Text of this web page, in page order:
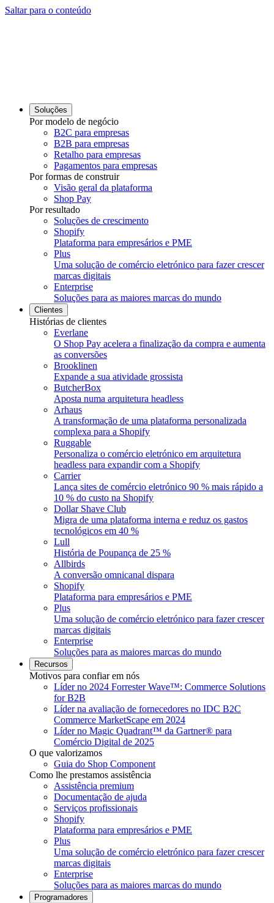
Saltar para o conteúdo
Soluções
Por modelo de negócio
B2C para empresas
B2B para empresas
Retalho para empresas
Pagamentos para empresas
Por formas de construir
Visão geral da plataforma
Shop Pay
Por resultado
Soluções de crescimento
Shopify
Plataforma para empresários e PME
Plus
Uma solução de comércio eletrónico para fazer crescer
marcas digitais
Enterprise
Soluções para as maiores marcas do mundo
Clientes
Histórias de clientes
Everlane
O Shop Pay acelera a finalização da compra e aumenta
as conversões
Brooklinen
Expande a sua atividade grossista
ButcherBox
Aposta numa arquitetura headless
Arhaus
A transformação de uma plataforma personalizada
complexa para a Shopify
Ruggable
Personaliza o comércio eletrónico em arquitetura
headless para expandir com a Shopify
Carrier
Lança sites de comércio eletrónico 90 % mais rápido a
10 % do custo na Shopify
Dollar Shave Club
Migra de uma plataforma interna e reduz os gastos
tecnológicos em 40 %
Lull
História de Poupança de 25 %
Allbirds
A conversão omnicanal dispara
Shopify
Plataforma para empresários e PME
Plus
Uma solução de comércio eletrónico para fazer crescer
marcas digitais
Enterprise
Soluções para as maiores marcas do mundo
Recursos
Motivos para confiar em nós
Líder no 2024 Forrester Wave™: Commerce Solutions
for B2B
Líder na avaliação de fornecedores no IDC B2C
Commerce MarketScape em 2024
Líder no Magic Quadrant™ da Gartner® para
Comércio Digital de 2025
O que valorizamos
Guia do Shop Component
Como lhe prestamos assistência
Assistência premium
Documentação de ajuda
Serviços profissionais
Shopify
Plataforma para empresários e PME
Plus
Uma solução de comércio eletrónico para fazer crescer
marcas digitais
Enterprise
Soluções para as maiores marcas do mundo
Programadores